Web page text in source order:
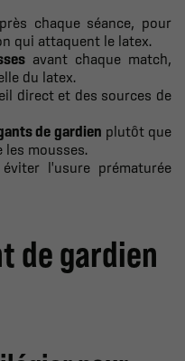
chaque séance, pour
qui attaquent le latex.
avant chaque match,
du latex.
direct et des sources de
de gardien plutôt que
les mousses.
l'usure prématurée
de gardien